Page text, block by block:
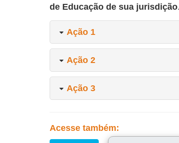
de Educação de sua jurisdição.
Ação 1
Ação 2
Ação 3
Acesse também: